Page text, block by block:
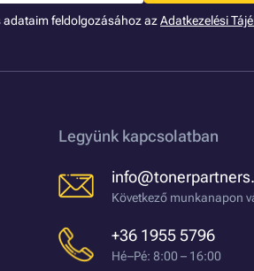
adataim feldolgozásához azAdatkezelési
Legyünk kapcsolatban
Következő munkanapon
+36 1955 5796
Hé–Pé: 8:00 – 16:00